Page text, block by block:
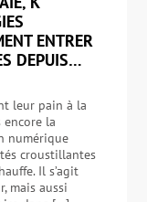
ENTRER
DEPUIS…
leur pain à la
encore la
numérique
croustillantes
Il s’agit
mais aussi